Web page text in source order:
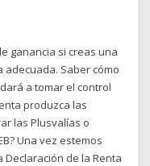
ganancia si creas una
Saber cómo
a tomar el control
produzca las
las Plusvalías o
Una vez estemos
Declaración de la Renta